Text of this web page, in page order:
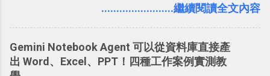
大家來使用Facebook的，我自己也在
電腦玩物 」粉絲專頁，我把自己寫文章的過
程，以及開始寫一篇文章前後的思考分享上
不同筆記中的待辦清單統一管理！ Evernote
連結，整理超長筆記應用案例分享 新功能教
學： 會議記錄不麻煩！我常用兩個 Evernote
........................繼續閱讀全文內容
Gemini Notebook Agent 可以從資料庫直接產
出 Word、Excel、PPT！四種工作案例實測教